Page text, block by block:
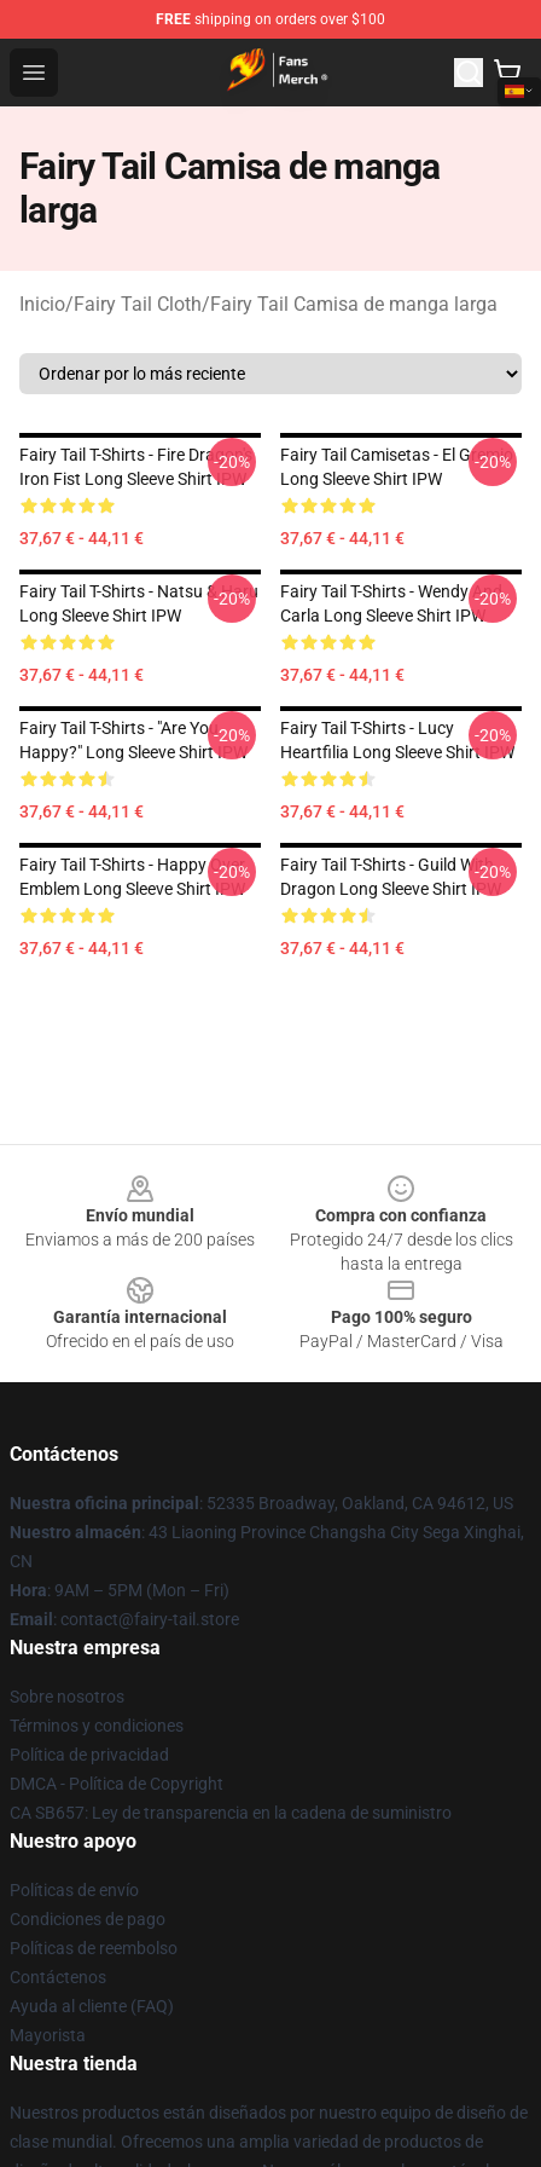
FREE shipping on orders over $100
Open menu
Fairy Tail Store - Official Fairy Tail Merchandise Shop
Fairy Tail Camisa de manga
larga
Inicio/Fairy Tail Cloth/Fairy Tail Camisa de manga larga
Fairy Tail T-Shirts - Fire Dragon's
Iron Fist Long Sleeve Shirt IPW
37,67 € - 44,11 €
-20%
Fairy Tail Camisetas - El Gremio
Long Sleeve Shirt IPW
37,67 € - 44,11 €
-20%
Fairy Tail T-Shirts - Natsu & Haru
Long Sleeve Shirt IPW
37,67 € - 44,11 €
-20%
Fairy Tail T-Shirts - Wendy And
Carla Long Sleeve Shirt IPW
37,67 € - 44,11 €
-20%
Fairy Tail T-Shirts - "Are You
Happy?" Long Sleeve Shirt IPW
37,67 € - 44,11 €
-20%
Fairy Tail T-Shirts - Lucy
Heartfilia Long Sleeve Shirt IPW
37,67 € - 44,11 €
-20%
Fairy Tail T-Shirts - Happy Over
Emblem Long Sleeve Shirt IPW
37,67 € - 44,11 €
-20%
Fairy Tail T-Shirts - Guild With
Dragon Long Sleeve Shirt IPW
37,67 € - 44,11 €
-20%
Envío mundial
Enviamos a más de 200 países
Compra con confianza
Protegido 24/7 desde los clics
hasta la entrega
Garantía internacional
Ofrecido en el país de uso
Pago 100% seguro
PayPal / MasterCard / Visa
Contáctenos
Nuestra oficina principal : 52335 Broadway, Oakland, CA 94612, US
Nuestro almacén: 43 Liaoning Province Changsha City Sega Xinghai,
CN
Hora: 9AM – 5PM (Mon – Fri)
Email : contact@fairy-tail.store
Nuestra empresa
Sobre nosotros
Términos y condiciones
Política de privacidad
DMCA - Política de Copyright
CA SB657: Ley de transparencia en la cadena de suministro
Nuestro apoyo
Políticas de envío
Condiciones de pago
Políticas de reembolso
Contáctenos
Ayuda al cliente (FAQ)
Mayorista
Nuestra tienda
Nuestros productos están diseñados por nuestro equipo de diseño de
clase mundial. Ofrecemos una amplia variedad de productos de